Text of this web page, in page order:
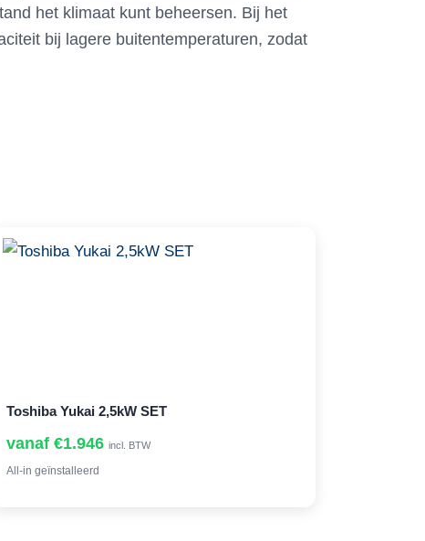
het klimaat kunt beheersen. Bij het
bij lagere buitentemperaturen, zodat
Toshiba Yukai 2,5kW SET
vanaf €1.946 incl. BTW
All-in geïnstalleerd